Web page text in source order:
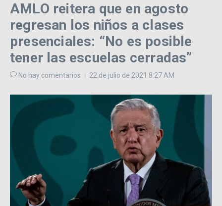
AMLO reitera que en agosto
regresan los niños a clases
presenciales: “No es posible
tener las escuelas cerradas”
No hay comentarios 22 de julio de 2021 8:27 AM